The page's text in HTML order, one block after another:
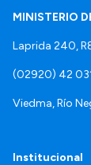
MINISTERIO
Laprida 240,
(02920) 42
Viedma, Río
Institucional